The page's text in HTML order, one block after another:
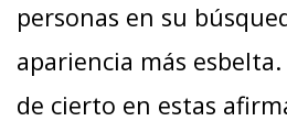
personas en su
apariencia más
de cierto en estas